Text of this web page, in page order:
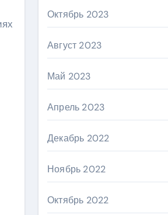
Октябрь 2023
Август 2023
Май 2023
Апрель 2023
Декабрь 2022
Ноябрь 2022
Октябрь 2022